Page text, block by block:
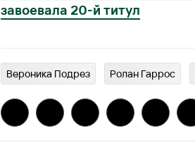
завоевала 20-й титул
Вероника Подрез Ролан Гаррос